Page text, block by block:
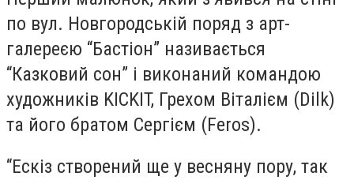
по вул. Новгородській поряд з арт-
галереєю “Бастіон” називається
“Казковий сон” і виконаний командою
художників KICKIT, Грехом Віталієм (Dilk)
та його братом Сергієм (Feros).
“Ескіз створений ще у весняну пору, так